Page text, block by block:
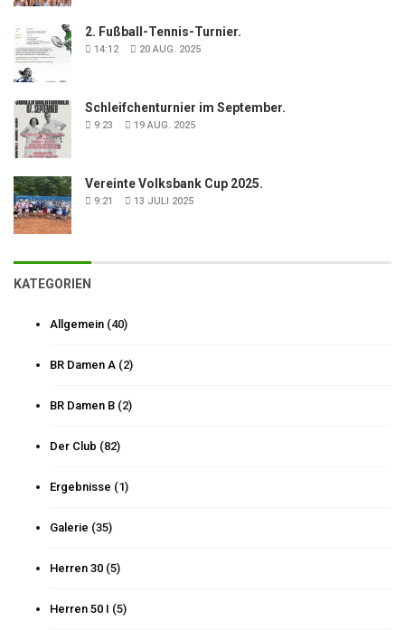
2. Fußball-Tennis-Turnier.
14:12 20 AUG. 2025
Schleifchenturnier im September.
9:23 19 AUG. 2025
Vereinte Volksbank Cup 2025.
9:21 13 JULI 2025
KATEGORIEN
Allgemein (40)
BR Damen A (2)
BR Damen B (2)
Der Club (82)
Ergebnisse (1)
Galerie (35)
Herren 30 (5)
Herren 50 I (5)